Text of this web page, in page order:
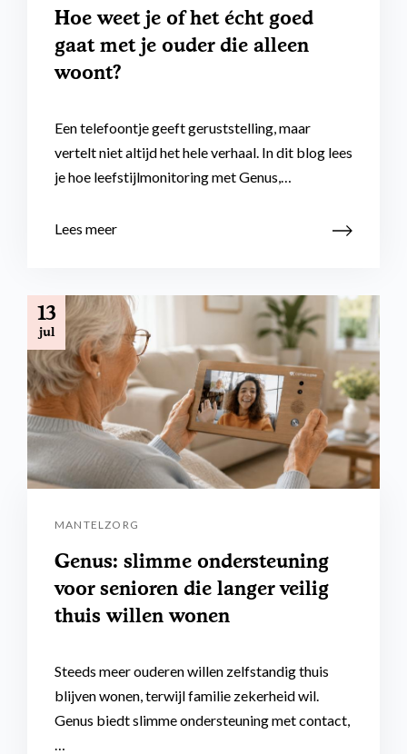
Hoe weet je of het écht goed
gaat met je ouder die alleen
woont?
Een telefoontje geeft geruststelling, maar
vertelt niet altijd het hele verhaal. In dit blog lees
je hoe leefstijlmonitoring met Genus,…
Lees meer
13
jul
MANTELZORG
Genus: slimme ondersteuning
voor senioren die langer veilig
thuis willen wonen
Steeds meer ouderen willen zelfstandig thuis
blijven wonen, terwijl familie zekerheid wil.
Genus biedt slimme ondersteuning met contact,
…